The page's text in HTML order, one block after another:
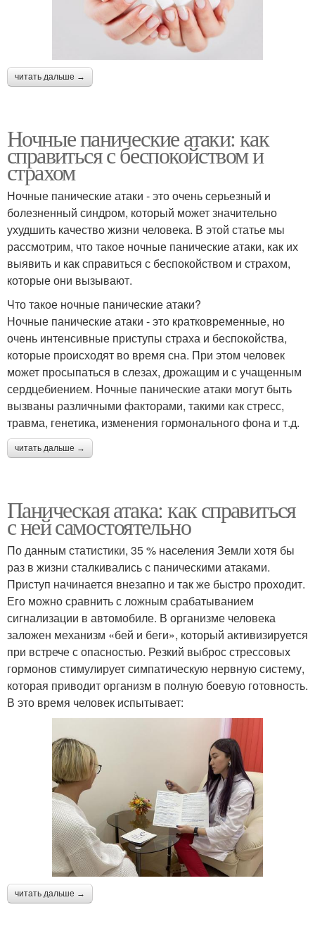
читать дальше →
Ночные панические атаки: как
справиться с беспокойством и
страхом
Ночные панические атаки - это очень серьезный и
болезненный синдром, который может значительно
ухудшить качество жизни человека. В этой статье мы
рассмотрим, что такое ночные панические атаки, как их
выявить и как справиться с беспокойством и страхом,
которые они вызывают.
Что такое ночные панические атаки?
Ночные панические атаки - это кратковременные, но
очень интенсивные приступы страха и беспокойства,
которые происходят во время сна. При этом человек
может просыпаться в слезах, дрожащим и с учащенным
сердцебиением. Ночные панические атаки могут быть
вызваны различными факторами, такими как стресс,
травма, генетика, изменения гормонального фона и т.д.
читать дальше →
Паническая атака: как справиться
с ней самостоятельно
По данным статистики, 35 % населения Земли хотя бы
раз в жизни сталкивались с паническими атаками.
Приступ начинается внезапно и так же быстро проходит.
Его можно сравнить с ложным срабатыванием
сигнализации в автомобиле. В организме человека
заложен механизм «бей и беги», который активизируется
при встрече с опасностью. Резкий выброс стрессовых
гормонов стимулирует симпатическую нервную систему,
которая приводит организм в полную боевую готовность.
В это время человек испытывает:
читать дальше →